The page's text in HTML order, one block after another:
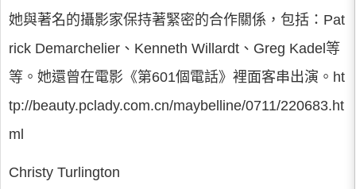
她與著名的攝影家保持著緊密的合作關係，包括：Pat
rick Demarchelier、Kenneth Willardt、Greg Kadel等
等。她還曾在電影《第601個電話》裡面客串出演。ht
tp://beauty.pclady.com.cn/maybelline/0711/220683.ht
ml
Christy Turlington